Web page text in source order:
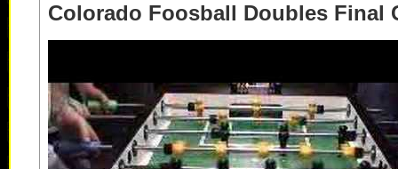
Colorado Foosball Doubles Final